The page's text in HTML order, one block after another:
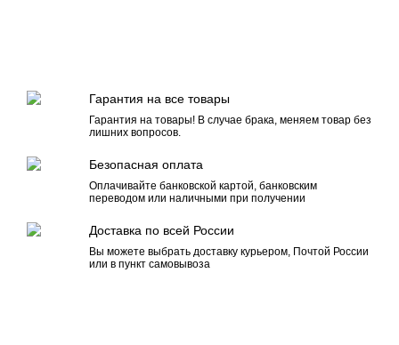
Гарантия на все товары
Гарантия на товары! В случае брака, меняем товар без
лишних вопросов.
Безопасная оплата
Оплачивайте банковской картой, банковским
переводом или наличными при получении
Доставка по всей России
Вы можете выбрать доставку курьером, Почтой России
или в пункт самовывоза